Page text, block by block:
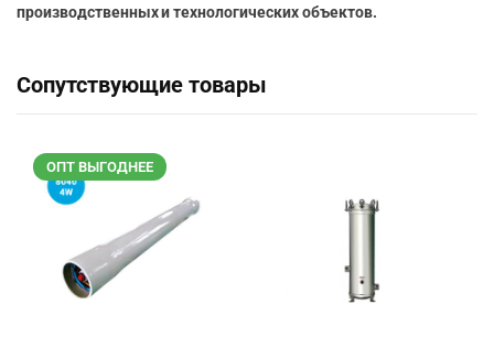
производственных и технологических объектов.
Сопутствующие товары
ОПТ ВЫГОДНЕЕ